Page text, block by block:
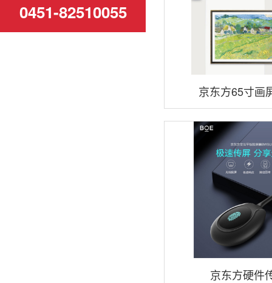
0451-82510055
京东方65寸画
京东方硬件